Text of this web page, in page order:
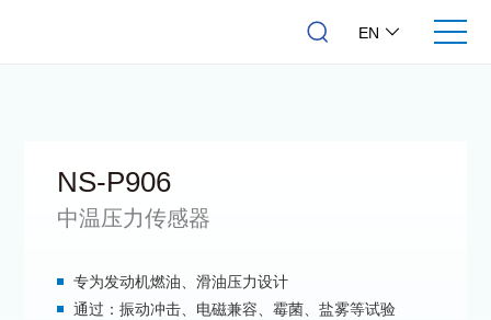
EN
NS-P906
中温压力传感器
专为发动机燃油、滑油压力设计
通过：振动冲击、电磁兼容、霉菌、盐雾等试验